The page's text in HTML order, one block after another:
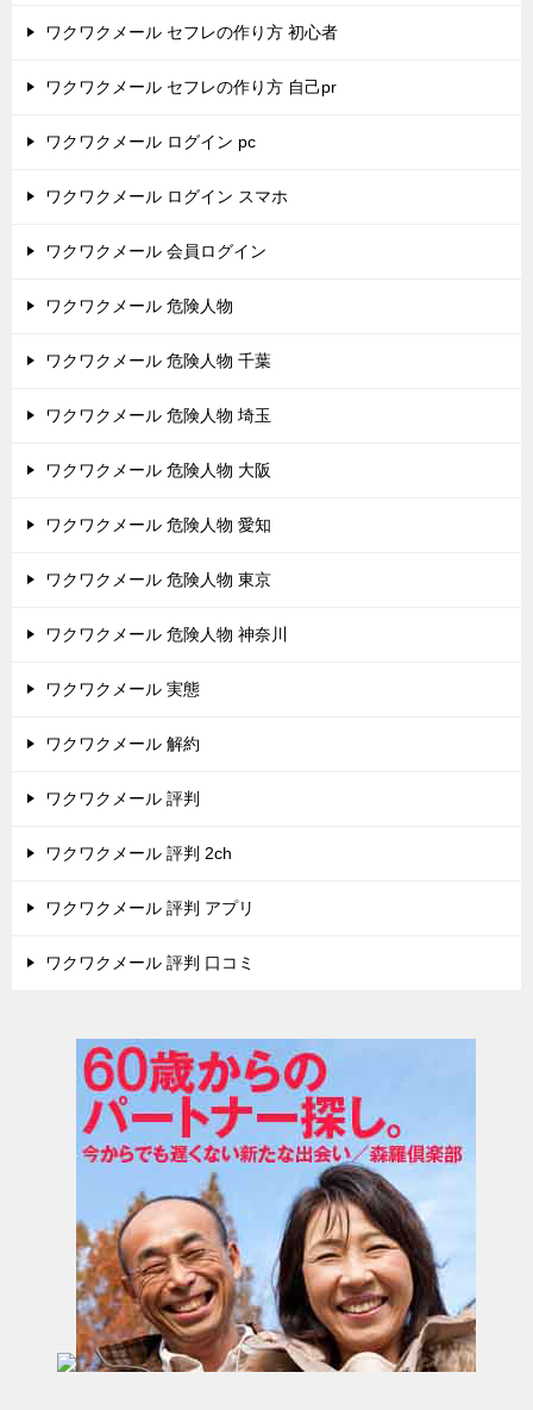
ワクワクメール セフレの作り方 初心者
ワクワクメール セフレの作り方 自己pr
ワクワクメール ログイン pc
ワクワクメール ログイン スマホ
ワクワクメール 会員ログイン
ワクワクメール 危険人物
ワクワクメール 危険人物 千葉
ワクワクメール 危険人物 埼玉
ワクワクメール 危険人物 大阪
ワクワクメール 危険人物 愛知
ワクワクメール 危険人物 東京
ワクワクメール 危険人物 神奈川
ワクワクメール 実態
ワクワクメール 解約
ワクワクメール 評判
ワクワクメール 評判 2ch
ワクワクメール 評判 アプリ
ワクワクメール 評判 口コミ